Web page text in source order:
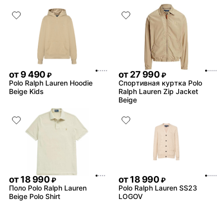
от9 490 ₽
Polo Ralph Lauren Hoodie
Beige Kids
от27 990 ₽
Спортивная куртка Polo
Ralph Lauren Zip Jacket
Beige
от18 990 ₽
Поло Polo Ralph Lauren
Beige Polo Shirt
от18 990 ₽
Polo Ralph Lauren SS23
LOGOV